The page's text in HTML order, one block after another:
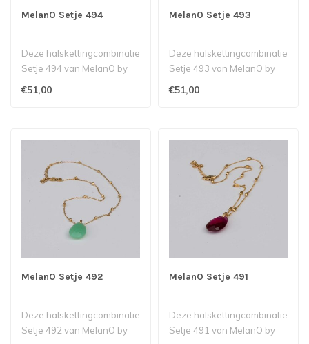
MelanO Setje 494
Deze halskettingcombinatie
Setje 494 van MelanO by
€51,00
MelanO Setje 493
Deze halskettingcombinatie
Setje 493 van MelanO by
€51,00
MelanO Setje 492
Deze halskettingcombinatie
Setje 492 van MelanO by
MelanO Setje 491
Deze halskettingcombinatie
Setje 491 van MelanO by